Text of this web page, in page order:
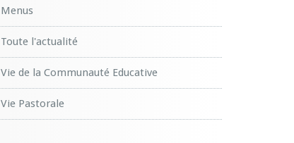
Menus
Toute l'actualité
Vie de la Communauté Educative
Vie Pastorale